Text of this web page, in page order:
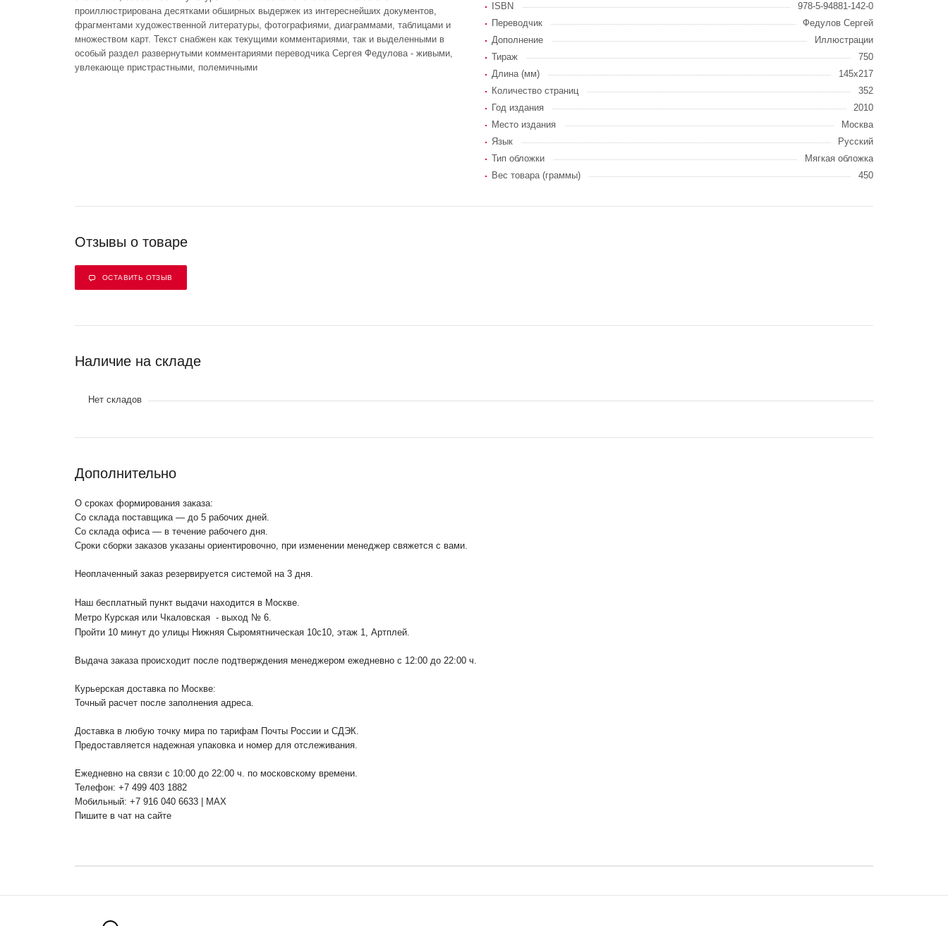
проиллюстрирована десятками обширных выдержек из интереснейших документов,
фрагментами художественной литературы, фотографиями, диаграммами, таблицами и
множеством карт. Текст снабжен как текущими комментариями, так и выделенными в
особый раздел развернутыми комментариями переводчика Сергея Федулова - живыми,
увлекающе пристрастными, полемичными
ISBN
978-5-94881-142-0
Переводчик
Федулов Сергей
Дополнение
Иллюстрации
Тираж
750
Длина (мм)
145х217
Количество страниц
352
Год издания
2010
Место издания
Москва
Язык
Русский
Тип обложки
Мягкая обложка
Вес товара (граммы)
450
Отзывы о товаре
ОСТАВИТЬ ОТЗЫВ
Наличие на складе
Нет складов
Дополнительно
О сроках формирования заказа:
Со склада поставщика — до 5 рабочих дней.
Со склада офиса — в течение рабочего дня.
Сроки сборки заказов указаны ориентировочно, при изменении менеджер свяжется с вами.
Неоплаченный заказ резервируется системой на 3 дня.
Наш бесплатный пункт выдачи находится в Москве.
Метро Курская или Чкаловская - выход № 6.
Пройти 10 минут до улицы Нижняя Сыромятническая 10с10 , этаж 1, Артплей.
Выдача заказа происходит после подтверждения менеджером ежедневно с 12:00 до 22:00 ч.
Курьерская доставка по Москве:
Точный расчет после заполнения адреса.
Доставка в любую точку мира по тарифам Почты России и СДЭК.
Предоставляется надежная упаковка и номер для отслеживания.
Ежедневно на связи с 10:00 до 22:00 ч. по московскому времени.
Телефон: +7 499 403 1882
Мобильный: +7 916 040 6633 | MAX
Пишите в чат на сайте